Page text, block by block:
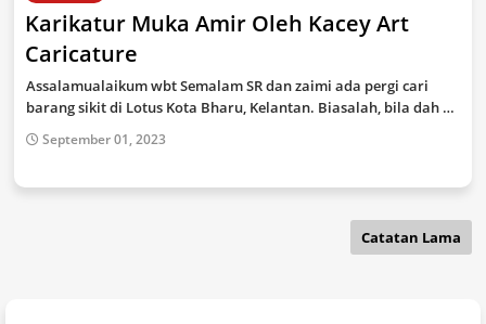
Karikatur Muka Amir Oleh Kacey Art
Caricature
Assalamualaikum wbt Semalam SR dan zaimi ada pergi cari
barang sikit di Lotus Kota Bharu, Kelantan. Biasalah, bila dah …
September 01, 2023
Catatan Lama